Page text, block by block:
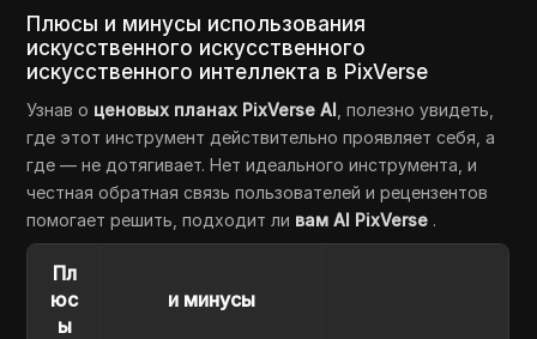
Плюсы и минусы использования
искусственного искусственного
искусственного интеллекта в PixVerse
Узнав о ценовых планах PixVerse AI , полезно увидеть,
где этот инструмент действительно проявляет себя, а
где — не дотягивает. Нет идеального инструмента, и
честная обратная связь пользователей и рецензентов
помогает решить, подходит ли вам AI PixVerse .
Пл
юс
ы
и минусы